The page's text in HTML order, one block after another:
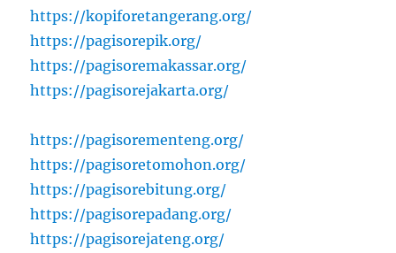
https://kopiforetangerang.org/
https://pagisorepik.org/
https://pagisoremakassar.org/
https://pagisorejakarta.org/
https://pagisorementeng.org/
https://pagisoretomohon.org/
https://pagisorebitung.org/
https://pagisorepadang.org/
https://pagisorejateng.org/